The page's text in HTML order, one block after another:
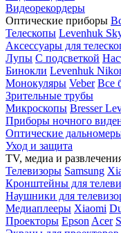
Видеорекордеры
Оптические приборы
Телескопы Levenhuk
Аксессуары для
Лупы С подсветкой
Бинокли Levenhuk
Монокуляры Veber Все
Зрительные трубы
Микроскопы Bresser
Приборы ночного
Оптические
Уход и защита
TV, медиа и
Телевизоры Samsung
Кронштейны для
Наушники для
Медиаплееры Xiaomi
Проекторы Epson Acer